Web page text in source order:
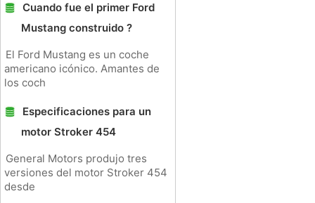
Cuando fue el primer Ford
Mustang construido ?
El Ford Mustang es un coche
americano icónico. Amantes de
los coch
Especificaciones para un
motor Stroker 454
General Motors produjo tres
versiones del motor Stroker 454
desde